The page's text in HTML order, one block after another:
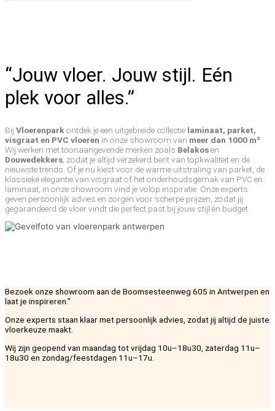
“Jouw vloer. Jouw stijl. Eén
plek voor alles.”
Bij Vloerenpark ontdek je een uitgebreide collectie laminaat, parket,
visgraat en PVC vloeren in onze showroom van meer dan 1000 m²
Wij werken met toonaangevende merken zoals Belakosen
Douwedekkers , zodat je altijd verzekerd bent van topkwaliteit en de
nieuwste trends. Of je nu kiest voor de warme uitstraling van parket, de
klassieke elegantie van visgraat of het onderhoudsgemak van PVC en
laminaat, in onze showroom vind je volop inspiratie. Onze experts
geven persoonlijk advies en zorgen voor scherpe prijzen, zodat jij
gegarandeerd de vloer vindt die perfect past bij jouw stijl én budget.
Bezoek onze showroom aan de Boomsesteenweg 605 in Antwerpen en
laat je inspireren.”
Onze experts staan klaar met persoonlijk advies, zodat jij altijd de juiste
vloerkeuze maakt.
Wij zijn geopend van maandag tot vrijdag 10u–18u30, zaterdag 11u–
18u30 en zondag/feestdagen 11u–17u.